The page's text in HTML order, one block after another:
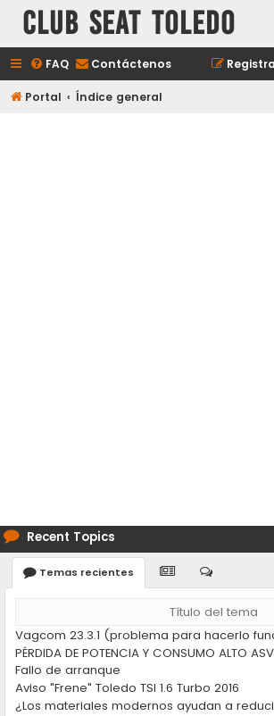
Club Seat Toledo
FAQ Contáctenos
Portal Índice general
Recent Topics
Temas recientes
Título del tema
Vagcom 23.3.1 (problema para hacerlo
PÉRDIDA DE POTENCIA Y CONSUMO ALTO
Fallo de arranque
Aviso "Frene" Toledo TSI 1.6 Turbo 2016